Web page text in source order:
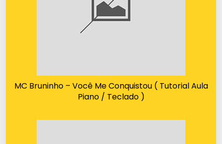
MC Bruninho – Você Me Conquistou ( Tutorial Aula
Piano / Teclado )